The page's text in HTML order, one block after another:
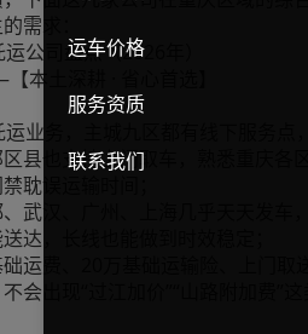
运车价格
服务资质
联系我们
需求：
公司盘点（2026年）
本土深耕 · 省心首选】
业务，主城九区都有线下服务点
县也支持上门取车，熟悉重庆各
耽误运输时间；
武汉、广州、上海几乎天天发车
达，长线也能做到时效稳定；
运费、20万基础运输险、上门取
会出现“过江加价”“山路附加费”